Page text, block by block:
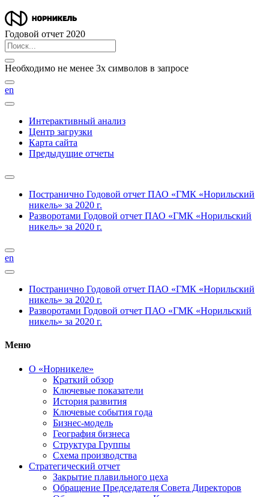
Годовой отчет 2020
Необходимо не менее 3х символов в запросе
en
Интерактивный анализ
Центр загрузки
Карта сайта
Предыдущие отчеты
Постранично Годовой отчет ПАО «ГМК «Норильский
никель» за 2020 г.
Разворотами Годовой отчет ПАО «ГМК «Норильский
никель» за 2020 г.
en
Постранично Годовой отчет ПАО «ГМК «Норильский
никель» за 2020 г.
Разворотами Годовой отчет ПАО «ГМК «Норильский
никель» за 2020 г.
Меню
О «Норникеле»
Краткий обзор
Ключевые показатели
История развития
Ключевые события года
Бизнес-модель
География бизнеса
Структура Группы
Схема производства
Стратегический отчет
Закрытие плавильного цеха
Обращение Председателя Совета Директоров